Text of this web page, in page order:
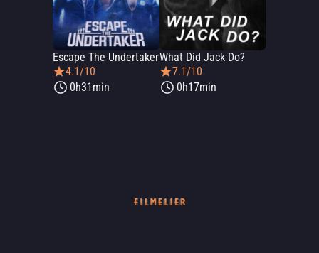
Escape The Undertaker
4.1/10
0h31min
What Did Jack Do?
7.1/10
0h17min